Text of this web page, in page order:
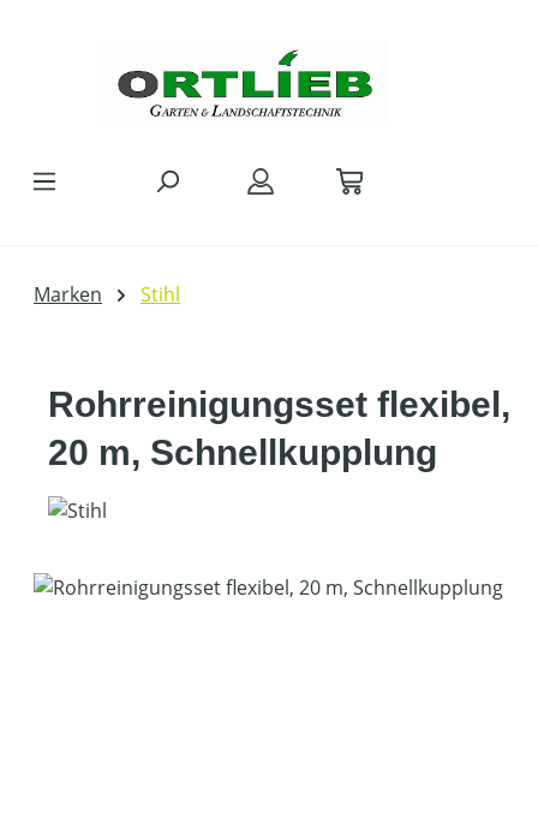
Marken Stihl
Rohrreinigungsset flexibel,
20 m, Schnellkupplung
Bildergalerie überspringen